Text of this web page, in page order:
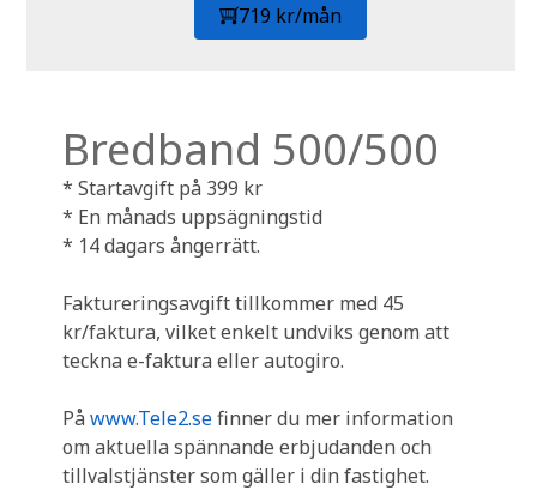
719 kr/mån
Bredband 500/500
* Startavgift på 399 kr
* En månads uppsägningstid
* 14 dagars ångerrätt.
Faktureringsavgift tillkommer med 45
kr/faktura, vilket enkelt undviks genom att
teckna e-faktura eller autogiro.
På www.Tele2.sefinner du mer information
om aktuella spännande erbjudanden och
tillvalstjänster som gäller i din fastighet.